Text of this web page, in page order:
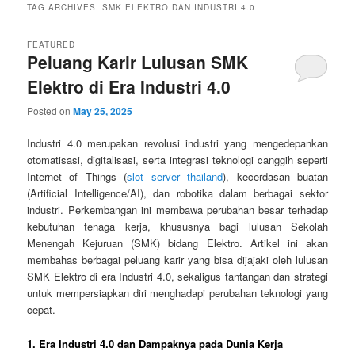
TAG ARCHIVES:SMK ELEKTRO DAN INDUSTRI 4.0
Peluang Karir Lulusan SMK
Elektro di Era Industri 4.0
FEATURED
Posted onMay 25, 2025
Industri 4.0 merupakan revolusi industri yang mengedepankan
otomatisasi, digitalisasi, serta integrasi teknologi canggih seperti
Internet of Things (slot server thailand), kecerdasan buatan
(Artificial Intelligence/AI), dan robotika dalam berbagai sektor
industri. Perkembangan ini membawa perubahan besar terhadap
kebutuhan tenaga kerja, khususnya bagi lulusan Sekolah
Menengah Kejuruan (SMK) bidang Elektro. Artikel ini akan
membahas berbagai peluang karir yang bisa dijajaki oleh lulusan
SMK Elektro di era Industri 4.0, sekaligus tantangan dan strategi
untuk mempersiapkan diri menghadapi perubahan teknologi yang
cepat.
1. Era Industri 4.0 dan Dampaknya pada Dunia Kerja